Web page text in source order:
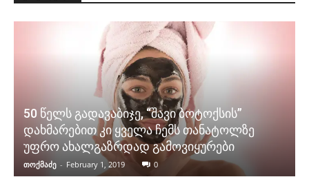
50 წელს გადავაბიჯე, “შავი ბოტოქსის”
დახმარებით კი ყველა ჩემს თანატოლზე
უფრო ახალგაზრდად გამოვიყურები
თოქმაძე - February 1, 2019 0